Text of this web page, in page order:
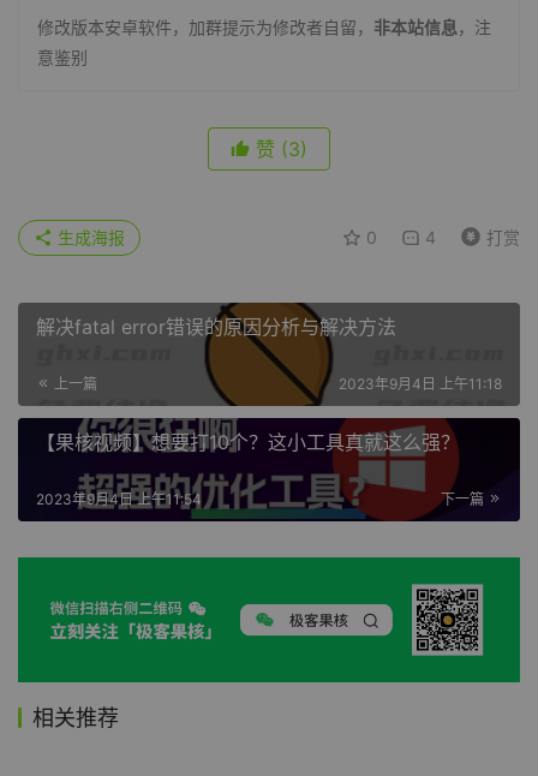
修改版本安卓软件，加群提示为修改者自留， 非本站信息，注
意鉴别
赞 (3)
0 4 打赏
生成海报
解决fatal error错误的原因分析与解决方法
上一篇 2023年9月4日 上午11:18
【果核视频】想要打10个？这小工具真就这么强？
下一篇
2023年9月4日 上午11:54
相关推荐